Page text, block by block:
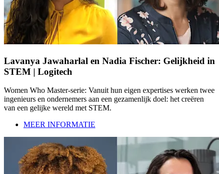
Lavanya Jawaharlal en Nadia Fischer: Gelijkheid in
STEM | Logitech
Women Who Master-serie: Vanuit hun eigen expertises werken twee
ingenieurs en ondernemers aan een gezamenlijk doel: het creëren
van een gelijke wereld met STEM.
MEER INFORMATIE